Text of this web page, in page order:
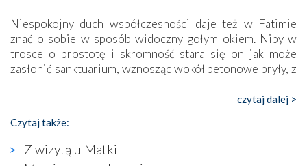
Niespokojny duch współczesności daje też w Fatimie
znać o sobie w sposób widoczny gołym okiem. Niby w
trosce o prostotę i skromność stara się on jak może
zasłonić sanktuarium, wznosząc wokół betonowe bryły, z
katolickiego kultu. Tylko co wspólnego z żywą,
autentyczną wiarą mogą mieć płaskie, szare bunkry albo
kaplice, w których Tabernakulum przypomina bardziej
skrzynkę na narzędzia? Albo co powiedzieć o ustawionym
tuż przy nowej bazylice wielkim krzyżu, na którym
czytaj dalej >
Czytaj także:
Z wizytą u Matki